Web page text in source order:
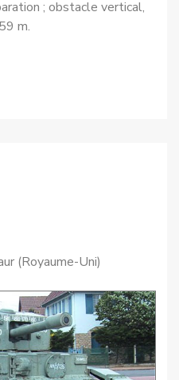
; obstacle vertical,
m.
(Royaume-Uni)